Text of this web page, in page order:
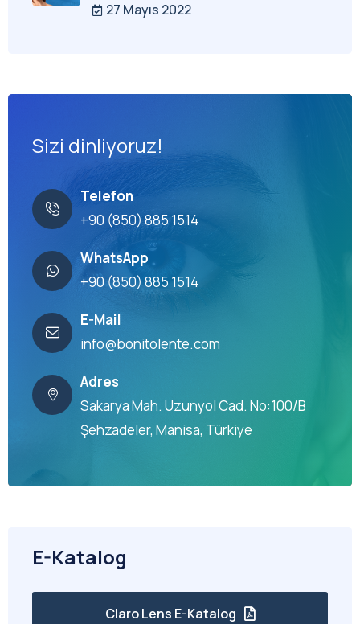
27 Mayıs 2022
Sizi dinliyoruz!
Telefon
+90 (850) 885 1514
WhatsApp
+90 (850) 885 1514
E-Mail
info@bonitolente.com
Adres
Sakarya Mah. Uzunyol Cad. No:100/B
Şehzadeler, Manisa, Türkiye
E-Katalog
Claro Lens E-Katalog